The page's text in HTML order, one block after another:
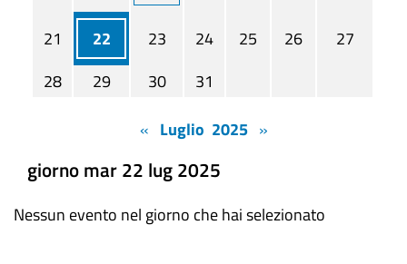
21 22 23 24 25 26
27
28
29 30
31
« Luglio 2025 »
giorno mar 22 lug 2025
Nessun evento nel giorno che hai selezionato